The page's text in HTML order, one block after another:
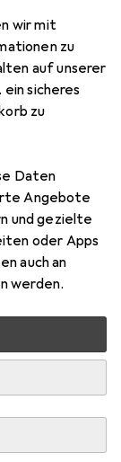
wir mit
zu
auf unserer
ein sicheres
zu
Daten
Angebote
und gezielte
oder Apps
auch an
werden.